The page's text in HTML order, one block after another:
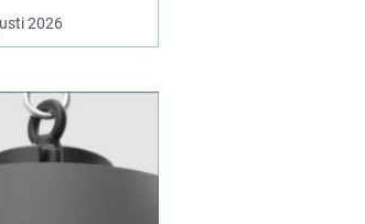
som kan
ett hus.
åtgärd för att
vattenskador,
och
akuta
2026